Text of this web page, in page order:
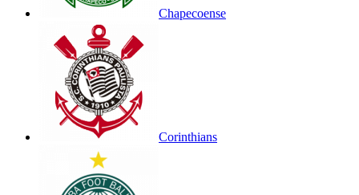
Chapecoense
Corinthians